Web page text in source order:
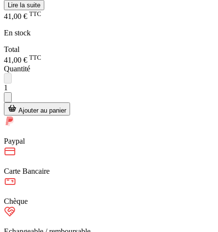
Lire la suite
41,00 € TTC
En stock
Total
41,00 € TTC
Quantité
1
Ajouter au panier
Paypal
Carte Bancaire
Chèque